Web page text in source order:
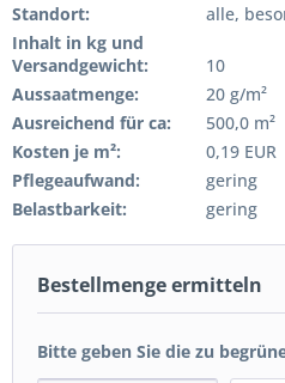
Standort:
alle,
Inhalt in kg und
Versandgewicht:
10
Aussaatmenge:
20 g/m²
Ausreichend für ca:
500,0 m²
Kosten je m²:
0,19 EUR
Pflegeaufwand:
gering
Belastbarkeit:
gering
Bestellmenge ermitteln
Bitte geben Sie die zu